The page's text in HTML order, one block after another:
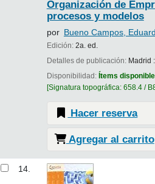
Organización de
procesos y modelos
por Bueno Campos,
Edición: 2a. ed.
Detalles de publicación: Madrid :
Disponibilidad: Ítems
Signatura topográfica: 658.4 /
Hacer reserva
Agregar al carrito
14.